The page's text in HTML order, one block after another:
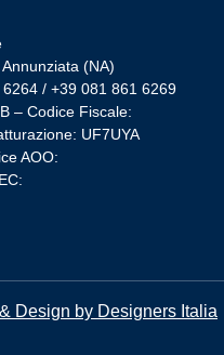
(NA)
/ +39 081 861 6269
– Codice Fiscale:
UF7UYA
AOO:
Design by Designers Italia